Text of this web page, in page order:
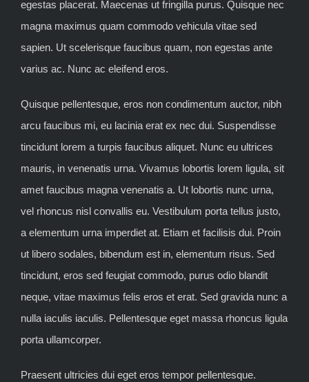
egestas placerat. Maecenas ut fringilla purus. Quisque nec
magna maximus quam commodo vehicula vitae sed
sapien. Ut scelerisque faucibus quam, non egestas ante
varius ac. Nunc ac eleifend eros.
Quisque pellentesque, eros non condimentum auctor, nibh
arcu faucibus mi, eu lacinia erat ex nec dui. Suspendisse
tincidunt lorem a turpis faucibus aliquet. Nunc eu ultrices
mauris, in venenatis urna. Vivamus lobortis lorem ligula, sit
amet faucibus magna venenatis a. Ut lobortis nunc urna,
vel rhoncus nisl convallis eu. Vestibulum porta tellus justo,
a elementum urna imperdiet at. Etiam et facilisis dui. Proin
ut libero sodales, bibendum est in, elementum risus. Sed
tincidunt, eros sed feugiat commodo, purus odio blandit
neque, vitae maximus felis eros et erat. Sed gravida nunc a
nulla iaculis iaculis. Pellentesque eget massa rhoncus ligula
porta ullamcorper.
Praesent ultricies dui eget eros tempor pellentesque.